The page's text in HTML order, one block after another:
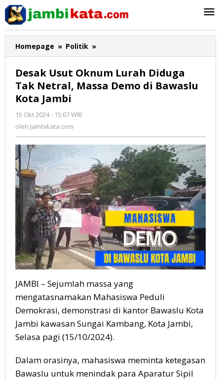
Lewati
konten
Homepage » Politik »
Usut
Lurah
Diduga
di
Bawaslu
Kota
Jambi
Desak Usut Oknum Lurah Diduga
Tak Netral, Massa Demo di Bawaslu
Kota Jambi
15 Okt 2024 - 15:07 WIB
oleh Jambikata.com
JAMBI – Sejumlah massa yang
mengatasnamakan Mahasiswa Peduli
Demokrasi, demonstrasi di kantor Bawaslu Kota
Jambi kawasan Sungai Kambang, Kota Jambi,
Selasa pagi (15/10/2024).
Dalam orasinya, mahasiswa meminta ketegasan
Bawaslu untuk menindak para Aparatur Sipil